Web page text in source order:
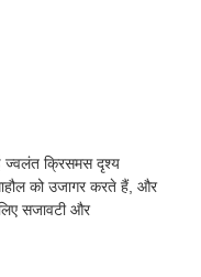
ज्वलंत क्रिसमस दृश्य
को उजागर करते हैं, और
सजावटी और